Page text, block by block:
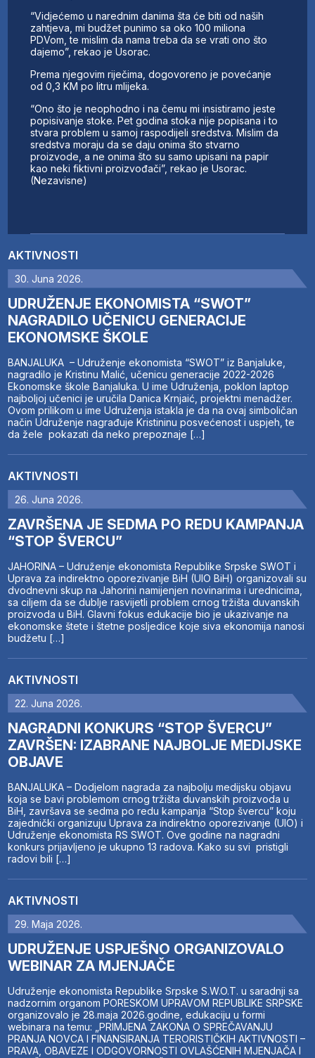
AKTIVNOSTI
30. Juna 2026.
UDRUŽENJE EKONOMISTA “SWOT”
NAGRADILO UČENICU GENERACIJE
EKONOMSKE ŠKOLE
BANJALUKA – Udruženje ekonomista “SWOT” iz Banjaluke,
nagradilo je Kristinu Malić, učenicu generacije 2022-2026
Ekonomske škole Banjaluka. U ime Udruženja, poklon laptop
najboljoj učenici je uručila Danica Krnjaić, projektni menadžer.
Ovom prilikom u ime Udruženja istakla je da na ovaj simboličan
način Udruženje nagrađuje Kristininu posvećenost i uspjeh, te
da žele pokazati da neko prepoznaje […]
AKTIVNOSTI
26. Juna 2026.
ZAVRŠENA JE SEDMA PO REDU KAMPANJA
“STOP ŠVERCU”
JAHORINA – Udruženje ekonomista Republike Srpske SWOT i
Uprava za indirektno oporezivanje BiH (UIO BiH) organizovali su
dvodnevni skup na Jahorini namijenjen novinarima i urednicima,
sa ciljem da se dublje rasvijetli problem crnog tržišta duvanskih
proizvoda u BiH. Glavni fokus edukacije bio je ukazivanje na
ekonomske štete i štetne posljedice koje siva ekonomija nanosi
budžetu […]
AKTIVNOSTI
22. Juna 2026.
NAGRADNI KONKURS “STOP ŠVERCU”
ZAVRŠEN: IZABRANE NAJBOLJE MEDIJSKE
OBJAVE
BANJALUKA – Dodjelom nagrada za najbolju medijsku objavu
koja se bavi problemom crnog tržišta duvanskih proizvoda u
BiH, završava se sedma po redu kampanja “Stop švercu” koju
zajednički organizuju Uprava za indirektno oporezivanje (UIO) i
Udruženje ekonomista RS SWOT. Ove godine na nagradni
konkurs prijavljeno je ukupno 13 radova. Kako su svi pristigli
radovi bili […]
AKTIVNOSTI
29. Maja 2026.
UDRUŽENJE USPJEŠNO ORGANIZOVALO
WEBINAR ZA MJENJAČE
Udruženje ekonomista Republike Srpske S.W.O.T. u saradnji sa
nadzornim organom PORESKOM UPRAVOM REPUBLIKE SRPSKE
organizovalo je 28.maja 2026.godine, edukaciju u formi
webinara na temu: „PRIMJENA ZAKONA O SPREČAVANJU
PRANJA NOVCA I FINANSIRANJA TERORISTIČKIH AKTIVNOSTI –
PRAVA, OBAVEZE I ODGOVORNOSTI OVLAŠĆENIH MJENJAČA I
“Vidjećemo u narednim danima šta će biti od naših
zahtjeva, mi budžet punimo sa oko 100 miliona
PDVom, te mislim da nama treba da se vrati ono što
dajemo”, rekao je Usorac.
Prema njegovim riječima, dogovoreno je povećanje
od 0,3 KM po litru mlijeka.
“Ono što je neophodno i na čemu mi insistiramo jeste
popisivanje stoke. Pet godina stoka nije popisana i to
stvara problem u samoj raspodijeli sredstva. Mislim da
sredstva moraju da se daju onima što stvarno
proizvode, a ne onima što su samo upisani na papir
kao neki fiktivni proizvođači”, rekao je Usorac.
(Nezavisne)